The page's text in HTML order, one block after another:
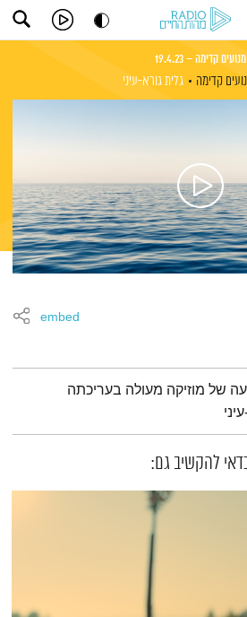
מנועים קדימה – 19.4.23
קדימה גלית גורא-עיני
embed
של מוזיקה מעולה בעריכתה
להקשיב גם: